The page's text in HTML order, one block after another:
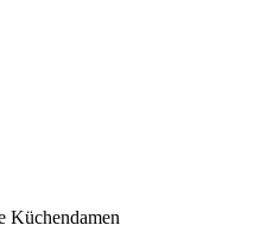
Küchendamen